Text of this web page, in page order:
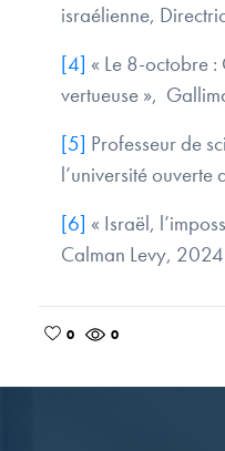
israélienne,
[4] « Le 8-octobre
vertueuse »,
[5] Professeur de
l’université ouverte
[6] « Israël,
Calman Levy, 2024
0
0